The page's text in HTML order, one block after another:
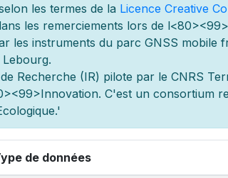
les termes de la Licence Creative
les remerciements lors de l
les instruments du parc GNSS mobile
Recherche (IR) pilote par le CNRS
C'est un consortium
de données